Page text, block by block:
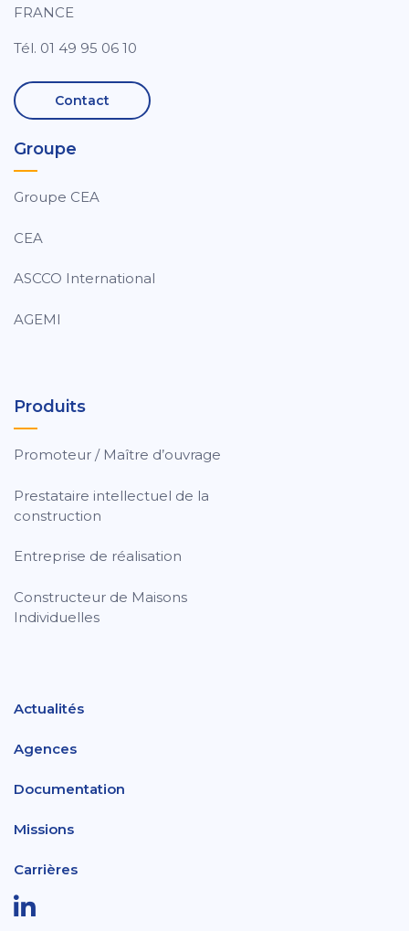
FRANCE
Tél. 01 49 95 06 10
Contact
Groupe
Groupe CEA
CEA
ASCCO International
AGEMI
Produits
Promoteur / Maître d’ouvrage
Prestataire intellectuel de la
construction
Entreprise de réalisation
Constructeur de Maisons
Individuelles
Actualités
Agences
Documentation
Missions
Carrières